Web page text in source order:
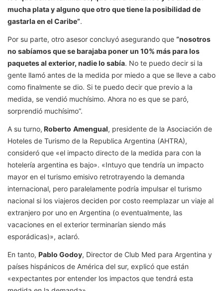
mucha plata y alguno que otro que tiene la posibilidad de
gastarla en el Caribe”.
Por su parte, otro asesor concluyó asegurando que “nosotros
no sabíamos que se barajaba poner un 10% más para los
paquetes al exterior, nadie lo sabía. No te puedo decir si la
gente llamó antes de la medida por miedo a que se lleve a cabo
como finalmente se dio. Si te puedo decir que previo a la
medida, se vendió muchísimo. Ahora no es que se paró,
sorprendió muchísimo”.
A su turno, Roberto Amengual, presidente de la Asociación de
Hoteles de Turismo de la Republica Argentina (AHTRA),
consideró que «el impacto directo de la medida para con la
hotelería argentina es bajo». «Intuyo que tendría un impacto
mayor en el turismo emisivo retrotrayendo la demanda
internacional, pero paralelamente podría impulsar el turismo
nacional si los viajeros deciden por costo reemplazar un viaje al
extranjero por uno en Argentina (o eventualmente, las
vacaciones en el exterior terminarían siendo más
esporádicas)», aclaró.
En tanto, Pablo Godoy, Director de Club Med para Argentina y
países hispánicos de América del sur, explicó que están
«expectantes por entender los impactos que tendrá esta